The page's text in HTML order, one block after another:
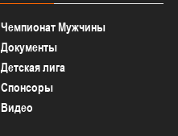
Чемпионат Мужчины
Документы
Детская лига
Спонсоры
Видео